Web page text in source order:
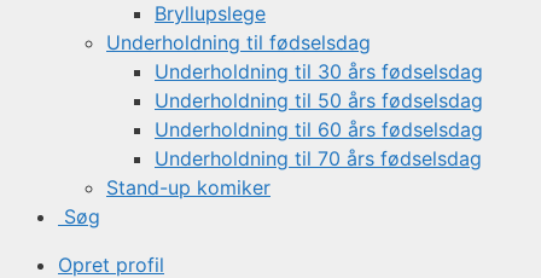
Bryllupslege
Underholdning til fødselsdag
Underholdning til 30 års fødselsdag
Underholdning til 50 års fødselsdag
Underholdning til 60 års fødselsdag
Underholdning til 70 års fødselsdag
Stand-up komiker
Søg
Opret profil